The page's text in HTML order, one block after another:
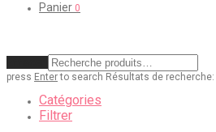
Panier 0
press Enterto search Résultats de recherche:
Catégories
Filtrer